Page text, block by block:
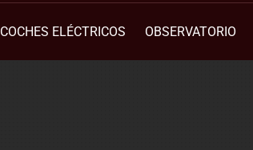
COCHES ELÉCTRICOS OBSERVATORIO